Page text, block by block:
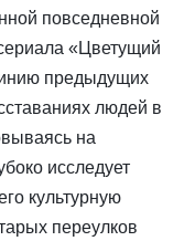
повседневной
«Цветущий
предыдущих
людей в
на
исследует
культурную
переулков